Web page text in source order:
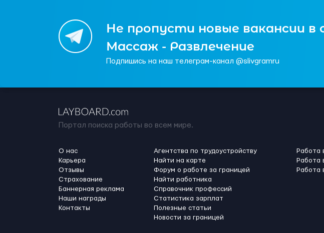
Не пропусти новые вакансии в
Массаж - Развлечение
Подпишись на наш телеграм-канал @slivgramru
Портал поиска работы во всем мире.
О нас
Карьера
Отзывы
Страхование
Баннерная реклама
Наши награды
Контакты
Агентства по трудоустройству
Найти на карте
Форум о работе за границей
Найти работника
Справочник профессий
Статистика зарплат
Полезные статьи
Новости за границей
Работа
Работа
Работа